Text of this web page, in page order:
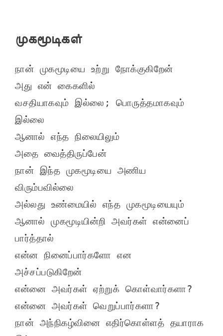
முகமூடிகள்
நான் முகமூடியை உற்று நோக்குகிறேன்
அது என் கைகளில்
வசதியாகவும் இல்லை; பொருத்தமாகவும்
இல்லை
ஆனால் எந்த நிலையிலும்
அதை வைத்திருப்பேன்
நான் இந்த முகமூடியை அணிய
விரும்பவில்லை
அல்லது உண்மையில் எந்த முகமூடியையும்
ஆனால் முகமூடியின்றி அவர்கள் என்னைப்
பார்த்தால்
என்ன நினைப்பார்களோ என
அச்சப்படுகிறேன்
என்னை அவர்கள் ஏற்றுக் கொள்வார்களா?
என்னை அவர்கள் வெறுப்பார்களா?
நான் அந்நிகழ்வினை எதிர்கொள்ளத் தயாராக